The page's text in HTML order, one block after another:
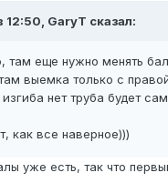
12:50, GaryT сказал:
там еще нужно менять
выемка только с
нет труба будет
как все наверное)))
уже есть, так что